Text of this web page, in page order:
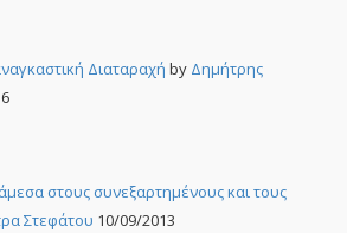
Διαταραχή by Δημήτρης
στους συνεξαρτημένους και τους
Στεφάτου 10/09/2013